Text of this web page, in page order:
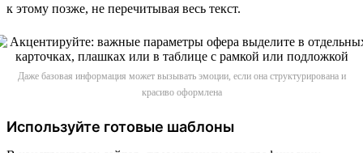
к этому позже, не перечитывая весь текст.
Даже базовая информация может вызывать эмоции, если она структурирована и
красиво оформлена
Используйте готовые шаблоны